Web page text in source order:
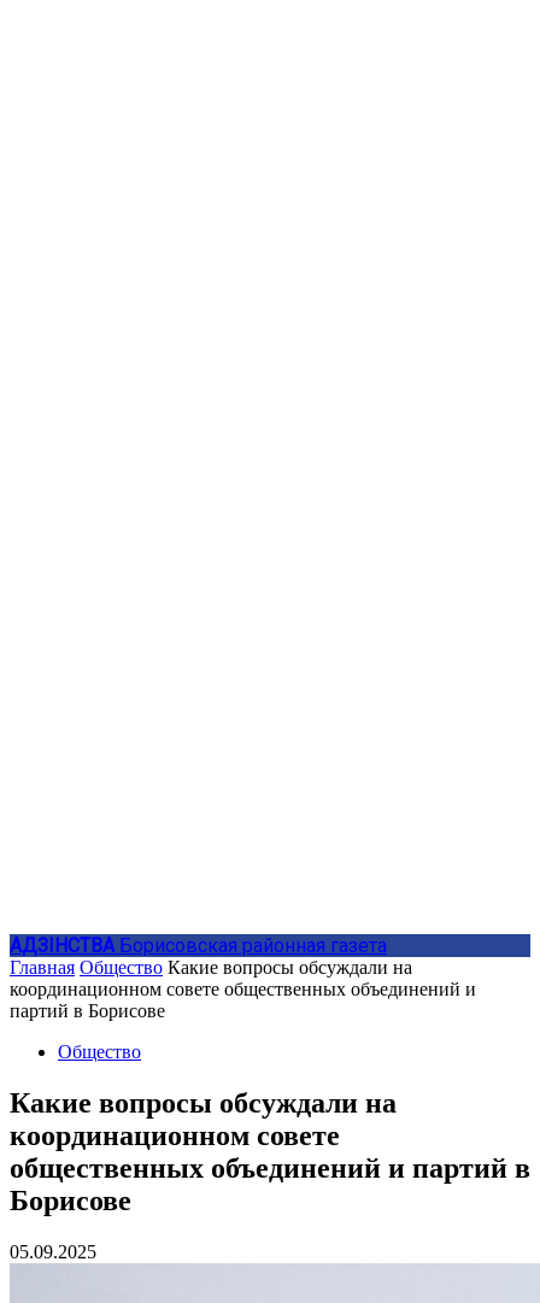
АДЗIНСТВА Борисовская районная газета
Главная Общество Какие вопросы обсуждали на
координационном совете общественных объединений и
партий в Борисове
Общество
Какие вопросы обсуждали на
координационном совете
общественных объединений и партий в
Борисове
05.09.2025